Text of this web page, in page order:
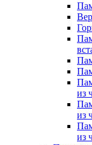
из
из
из